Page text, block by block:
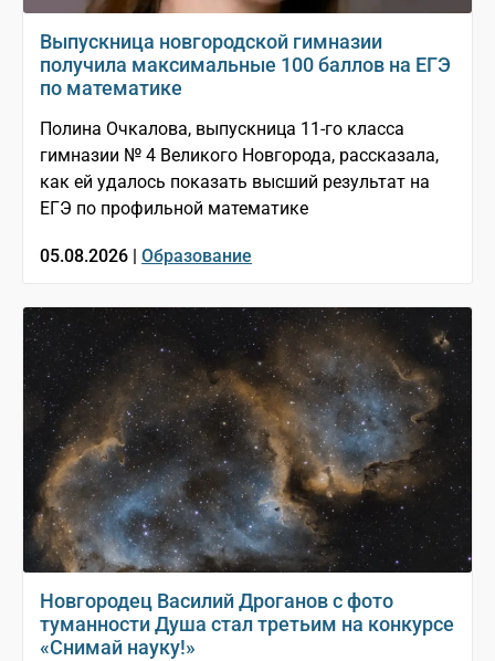
Выпускница новгородской гимназии
получила максимальные 100 баллов на ЕГЭ
по математике
Полина Очкалова, выпускница 11-го класса
гимназии № 4 Великого Новгорода, рассказала,
как ей удалось показать высший результат на
ЕГЭ по профильной математике
05.08.2026 | Образование
Новгородец Василий Дроганов с фото
туманности Душа стал третьим на конкурсе
«Снимай науку!»